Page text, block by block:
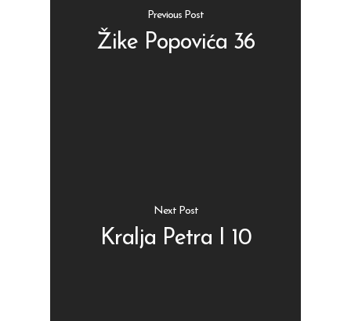
Previous Post
Žike Popovića 36
Next Post
Kralja Petra I 10Paketi proizvoda